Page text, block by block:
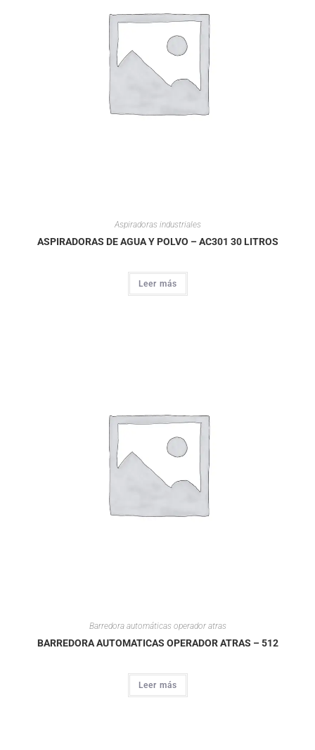
Aspiradoras industriales
ASPIRADORAS DE AGUA Y POLVO – AC301 30 LITROS
Leer más
Barredora automáticas operador atras
BARREDORA AUTOMATICAS OPERADOR ATRAS – 512
Leer más